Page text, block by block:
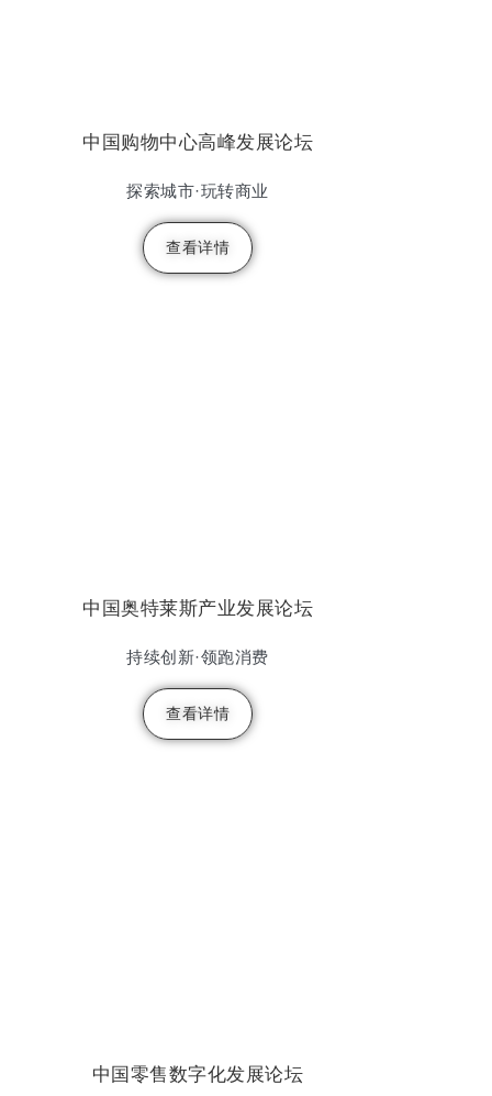
中国购物中心高峰发展论坛
探索城市·玩转商业
查看详情
中国奥特莱斯产业发展论坛
持续创新·领跑消费
查看详情
中国零售数字化发展论坛